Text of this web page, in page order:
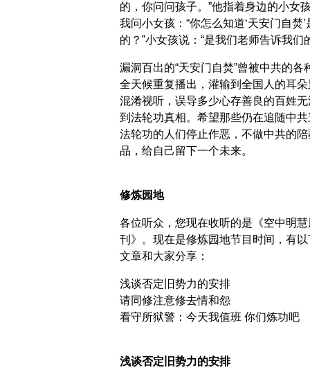
的，你问问孩子。”他指着身边的小女
我问小女孩：“你怎么知道‘天安门自焚’
的？”小女孩说：“是我们老师告诉我们
漏洞百出的“天安门自焚”曾被中共的各
全天候重复播出，灌输到全国人的耳朵
混淆视听，误导多少心存善良的百姓无
到法轮功真相。希望那些仍在追随中共
法轮功的人们停止作恶，不做中共的陪
品，给自己留下一个未来。
修炼园地
各位听众，您现在收听的是《空中明慧
刊》。现在是修炼园地节目时间，有以
文章和大家分享：
浅谈否定旧势力的安排
请同修注意修去情和怨
看守所狱警：今天我值班 你们炼功吧
浅谈否定旧势力的安排